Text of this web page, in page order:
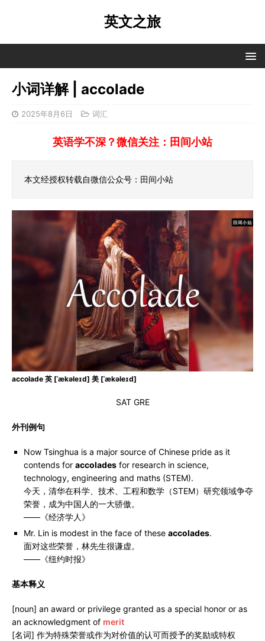
英文之旅
小词详解 | accolade
2025年8月6日 词汇
英语学不深？微信关注：田间小站
本文经授权转载自微信公众号：田间小站
accolade 英 [ˈækəleɪd] 美 [ˈækəleɪd]
SAT GRE
外刊例句
Now Tsinghua is a major source of Chinese pride as it
contends for accolades for research in science,
technology, engineering and maths (STEM).
今天，清华在科学、技术、工程和数学（STEM）研究领域争夺
荣誉，成为中国人的一大骄傲。
——《经济学人》
Mr. Lin is modest in the face of these accolades.
面对这些荣誉，林先生很谦虚。
——《纽约时报》
基本释义
[noun] an award or privilege granted as a special honor or as
an acknowledgment of merit
[名词] 作为特殊荣誉或作为对价值的认可而授予的奖励或特权